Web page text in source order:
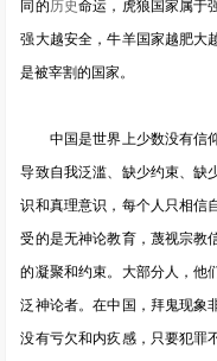
同的历史命运，虎狼国家属于
强大越安全，牛羊国家越肥大
是被宰割的国家。
中国是世界上少数没有信仰
导致自我泛滥、缺少约束、缺
识和真理意识，每个人只相信
受的是无神论教育，蔑视宗教
的凝聚和约束。大部分人，他
泛神论者。在中国，拜鬼现象
没有亏欠和内疚感，只要犯罪